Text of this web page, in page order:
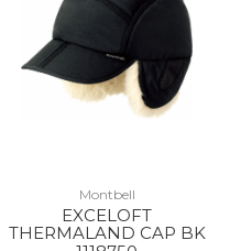
Montbell
EXCELOFT
THERMALAND CAP BK